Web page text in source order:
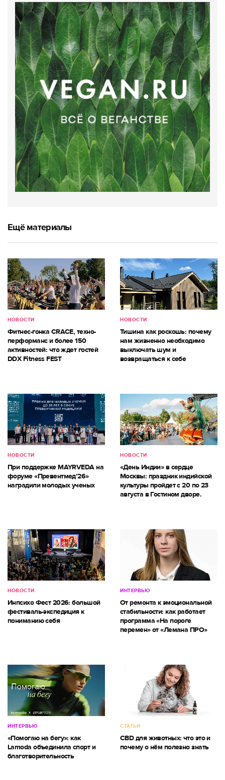
Ещё материалы
НОВОСТИ
Фитнес-гонка CRACE, техно-
перформанс и более 150
активностей: что ждет гостей
DDX Fitness FEST
НОВОСТИ
Тишина как роскошь: почему
нам жизненно необходимо
выключать шум и
возвращаться к себе
НОВОСТИ
При поддержке MAYRVEDA на
форуме «Превентмед’26»
наградили молодых ученых
НОВОСТИ
«День Индии» в сердце
Москвы: праздник индийской
культуры пройдет с 20 по 23
августа в Гостином дворе.
НОВОСТИ
Инпсихо Фест 2026: большой
фестиваль-экспедиция к
пониманию себя
ИНТЕРВЬЮ
От ремонта к эмоциональной
стабильности: как работает
программа «На пороге
перемен» от «Лемана ПРО»
ИНТЕРВЬЮ
«Помогаю на бегу»: как
Lamoda объединила спорт и
благотворительность
СТАТЬИ
CBD для животных: что это и
почему о нём полезно знать